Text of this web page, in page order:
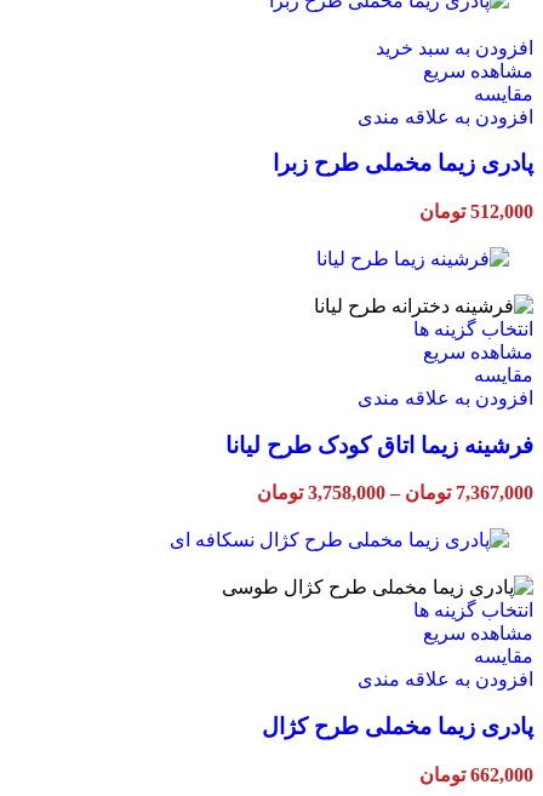
در
صفحه
انتخاب
افزودن به سبد خرید
مشاهده سریع
مقایسه
افزودن به علاقه مندی
پادری زیما مخملی طرح زبرا
512,000 تومان
انتخاب گزینه ها
انواع
می
گزینه
ممکن
در
صفحه
شوند
مشاهده سریع
مقایسه
افزودن به علاقه مندی
فرشینه زیما اتاق کودک طرح لیانا
7,367,000 تومان –
3,758,000 تومان
3,758,000 تومان
انتخاب گزینه ها
انواع
می
مشاهده سریع
مقایسه
افزودن به علاقه مندی
پادری زیما مخملی طرح کژال
662,000 تومان